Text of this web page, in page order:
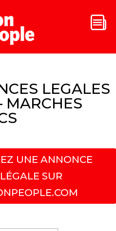
LEGALES
MARCHES
UNE ANNONCE
LÉGALE SUR